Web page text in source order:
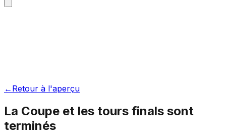
← Retour à l'aperçu
La Coupe et les tours finals sont
terminés